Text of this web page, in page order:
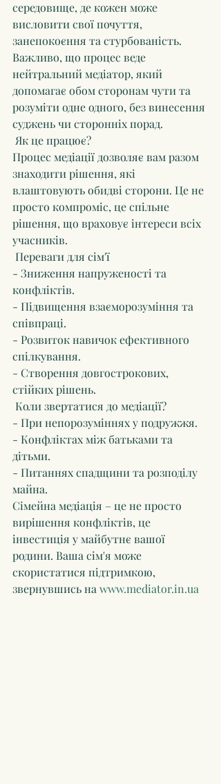
середовище, де кожен може
висловити свої почуття,
занепокоєння та стурбованість.
Важливо, що процес веде
нейтральний медіатор, який
допомагає обом сторонам чути та
розуміти одне одного, без винесення
суджень чи сторонніх порад.
Як це працює?
Процес медіації дозволяє вам разом
знаходити рішення, які
влаштовують обидві сторони. Це не
просто компроміс, це спільне
рішення, що враховує інтереси всіх
учасників.
Переваги для сім'ї
- Зниження напруженості та
конфліктів.
- Підвищення взаєморозуміння та
співпраці.
- Розвиток навичок ефективного
спілкування.
- Створення довгострокових,
стійких рішень.
Коли звертатися до медіації?
- При непорозуміннях у подружжя.
- Конфліктах між батьками та
дітьми.
- Питаннях спадщини та розподілу
майна.
Сімейна медіація – це не просто
вирішення конфліктів, це
інвестиція у майбутнє вашої
родини. Ваша сім'я може
скористатися підтримкою,
звернувшись на www.mediator.in.ua